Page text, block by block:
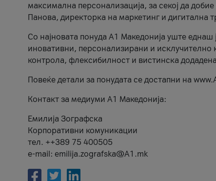
максимална персонализација, за секој да
Панова, директорка на маркетинг и дигитална
Со најновата понуда А1 Македонија уште еднаш
иновативни, персонализирани и исклучително
контрола, флексибилност и вистинска
Повеќе детали за понудата се достапни на
Контакт за медиуми А1 Македонија:
Емилија Зографска
Корпоративни комуникации
тел. ++389 75 400505
e-mail: emilija.zografska@A1.mk